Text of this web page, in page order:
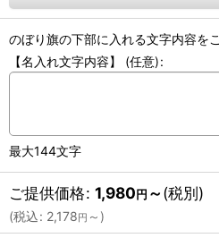
のぼり旗の下部に入れる文字内容を
【名入れ文字内容】 (任意):
最大144文字
ご提供価格: 1,980円 ～(税別)
(税込: 2,178円 ～ )